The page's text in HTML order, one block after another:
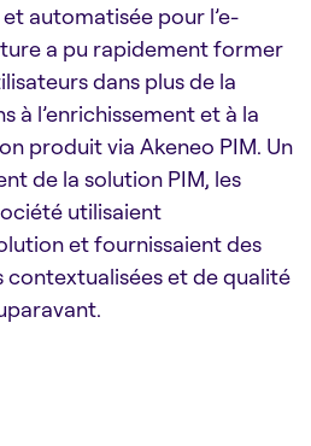
automatisée pour l’e-
a pu rapidement former
dans plus de la
à l’enrichissement et à la
produit via Akeneo PIM. Un
de la solution PIM, les
utilisaient
et fournissaient des
et de qualité